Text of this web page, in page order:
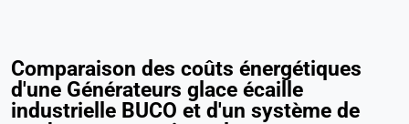
Comparaison des coûts énergétiques
d'une Générateurs glace écaille
industrielle BUCO et d'un système de